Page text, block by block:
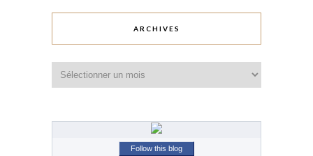
ARCHIVES
Follow this blog